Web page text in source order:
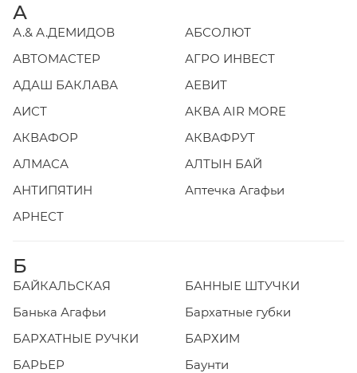
А
А.& А.ДЕМИДОВ
АБСОЛЮТ
АВТОМАСТЕР
АГРО ИНВЕСТ
АДАШ БАКЛАВА
АЕВИТ
АИСТ
АКВА AIR MORE
АКВАФОР
АКВАФРУТ
АЛМАСА
АЛТЫН БАЙ
АНТИПЯТИН
Аптечка Агафьи
АРНЕСТ
Б
БАЙКАЛЬСКАЯ
БАННЫЕ ШТУЧКИ
Банька Агафьи
Бархатные губки
БАРХАТНЫЕ РУЧКИ
БАРХИМ
БАРЬЕР
Баунти